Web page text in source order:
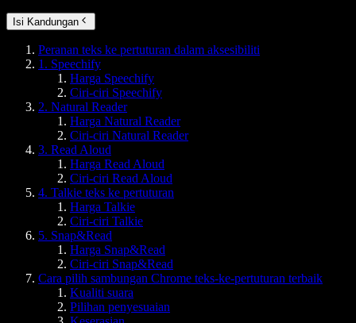
Isi Kandungan
Peranan teks ke pertuturan dalam aksesibiliti
1. Speechify
Harga Speechify
Ciri-ciri Speechify
2. Natural Reader
Harga Natural Reader
Ciri-ciri Natural Reader
3. Read Aloud
Harga Read Aloud
Ciri-ciri Read Aloud
4. Talkie teks ke pertuturan
Harga Talkie
Ciri-ciri Talkie
5. Snap&Read
Harga Snap&Read
Ciri-ciri Snap&Read
Cara pilih sambungan Chrome teks-ke-pertuturan terbaik
Kualiti suara
Pilihan penyesuaian